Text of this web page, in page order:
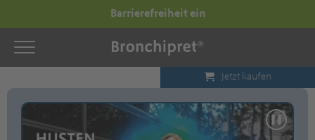
Barrierefreiheit ein
Jetzt kaufen